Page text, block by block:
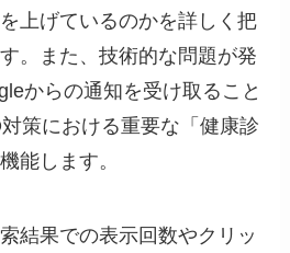
上げているのかを詳しく把
。また、技術的な問題が発
からの通知を受け取ること
策における重要な「健康診
能します。
結果での表示回数やクリッ